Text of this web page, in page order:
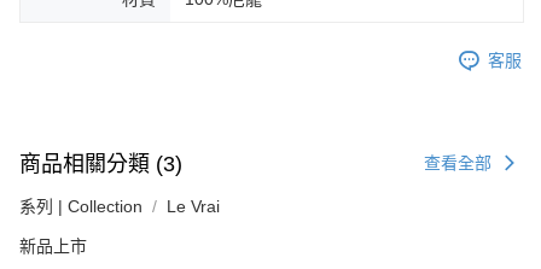
※ 請注意：結帳手續完成當下不需立刻繳費，但若您需要取消訂單，請聯絡
※ 交易是否成功請以「AFTEE先享後付 」之結帳頁面顯示為準，若有關於
【注意事項】
１．透過由恩沛科技股份有限公司提供之「AFTEE先享後付」服務完成之交
易，需依本服務之必要範圍內提供個人資料，並將交易相關給付款項請求債
２．關於個人資料處理事宜，請瀏覽以下網址：
客服
商品相關分類 (3) 查看全部
系列 | Collection Le Vrai
新品上市